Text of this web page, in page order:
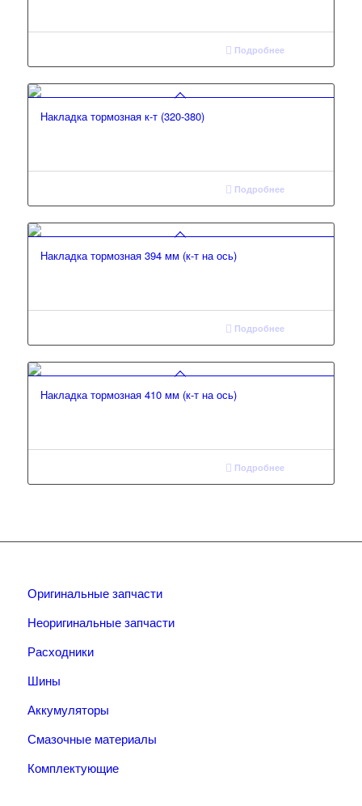
Подробнее
Накладка тормозная к-т (320-380)
Подробнее
Накладка тормозная 394 мм (к-т на ось)
Подробнее
Накладка тормозная 410 мм (к-т на ось)
Подробнее
Оригинальные запчасти
Неоригинальные запчасти
Расходники
Шины
Аккумуляторы
Смазочные материалы
Комплектующие